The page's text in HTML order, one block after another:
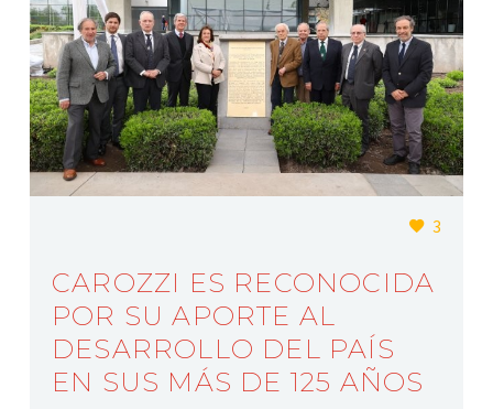
3
CAROZZI ES RECONOCIDA
POR SU APORTE AL
DESARROLLO DEL PAÍS
EN SUS MÁS DE 125 AÑOS